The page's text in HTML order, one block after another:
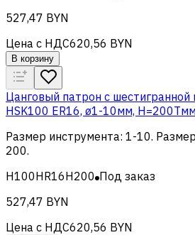
527,47 BYN
Цена с НДС620,56 BYN
В корзину
Цанговый патрон c шестигранной
HSK100 ER16, ø1-10мм,
Размер инструмента: 1-10.
200.
H100HR16H200 Под заказ
527,47 BYN
Цена с НДС620,56 BYN